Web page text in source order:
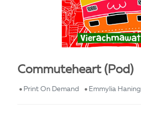
Commuteheart (Pod)
Print On Demand Emmylia Haning